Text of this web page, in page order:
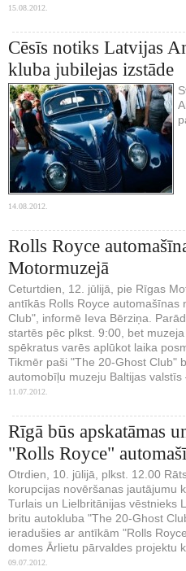
15.08.2012.
Cēsīs notiks Latvijas
kluba jubilejas izstāde
14.08.2012.
Rolls Royce
Motormuzejā
Ceturtdien, 12. jūlijā, pie Rīgas
antīkās Rolls Royce automašīnas
Club", informē Ieva Bērziņa.
startēs pēc plkst. 9:00, bet
spēkratus varēs aplūkot laika
Tikmēr paši "The 20-Ghost Club"
automobīļu muzeju Baltijas valstīs
11.07.2012.
Rīgā būs apskatāmas
"Rolls Royce"
Otrdien, 10. jūlijā, plkst. 12.00
korupcijas novēršanas jautājumu
Turlais un Lielbritānijas vēstnieks
britu autokluba "The 20-Ghost
ieradušies ar antīkām "Rolls
domes Ārlietu pārvaldes projektu
09.07.2012.